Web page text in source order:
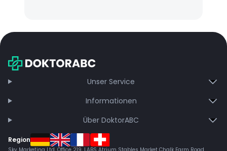
Unser Service
Informationen
Über DoktorABC
Region